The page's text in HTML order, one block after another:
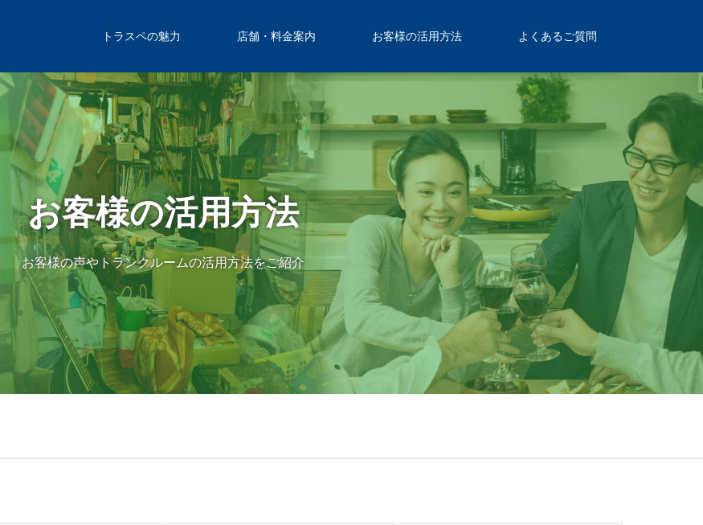
トラスペの魅力 店舗・料金案内 お客様の活用方法 よくあるご質問
お客様の活用方法
お客様の声やトランクルームの活用方法をご紹介